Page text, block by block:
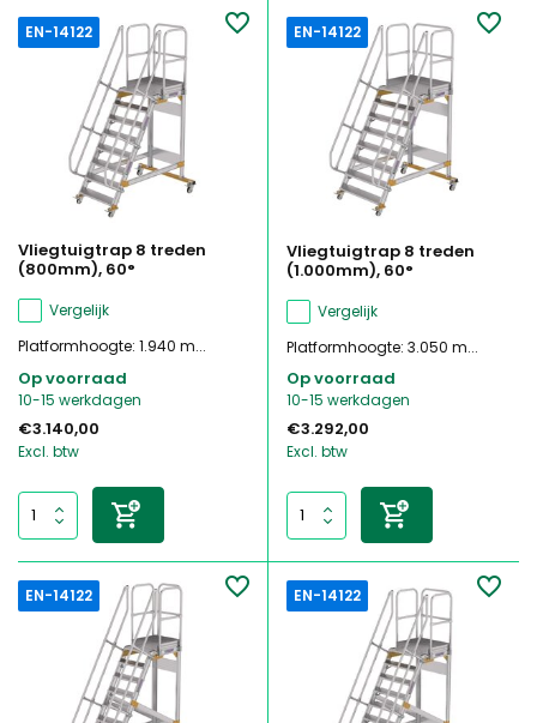
EN-14122
Vliegtuigtrap 8 treden
(800mm), 60°
Vergelijk
Platformhoogte: 1.940 m...
Op voorraad
10-15 werkdagen
€3.140,00
Excl. btw
EN-14122
Vliegtuigtrap 8 treden
(1.000mm), 60°
Vergelijk
Platformhoogte: 3.050 m...
Op voorraad
10-15 werkdagen
€3.292,00
Excl. btw
EN-14122 EN-14122